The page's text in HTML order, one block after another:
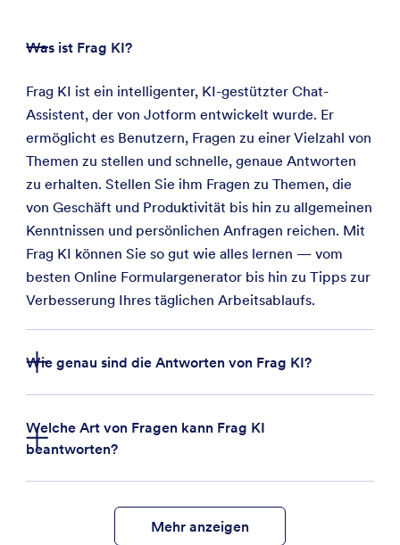
Was ist Frag KI?
Frag KI ist ein intelligenter, KI-gestützter Chat-
Assistent, der von Jotform entwickelt wurde. Er
ermöglicht es Benutzern, Fragen zu einer Vielzahl von
Themen zu stellen und schnelle, genaue Antworten
zu erhalten. Stellen Sie ihm Fragen zu Themen, die
von Geschäft und Produktivität bis hin zu allgemeinen
Kenntnissen und persönlichen Anfragen reichen. Mit
Frag KI können Sie so gut wie alles lernen — vom
besten Online Formulargenerator bis hin zu Tipps zur
Verbesserung Ihres täglichen Arbeitsablaufs.
Wie genau sind die Antworten von Frag KI?
Welche Art von Fragen kann Frag KI
beantworten?
Mehr anzeigen